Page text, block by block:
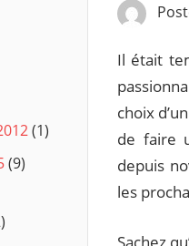
Il était
choix
de faire
depuis
les
Sachez
(1)
(9)